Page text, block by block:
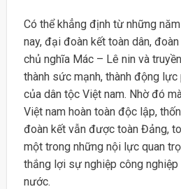
Có thể khẳng định từ những
nay, đại đoàn kết toàn dân,
chủ nghĩa Mác – Lê nin và
thành sức mạnh, thành động
của dân tộc Việt nam. Nhờ đó
Việt nam hoàn toàn độc lập,
đoàn kết vẫn được toàn Đảng,
một trong những nội lực quan
thắng lợi sự nghiệp công
nước.